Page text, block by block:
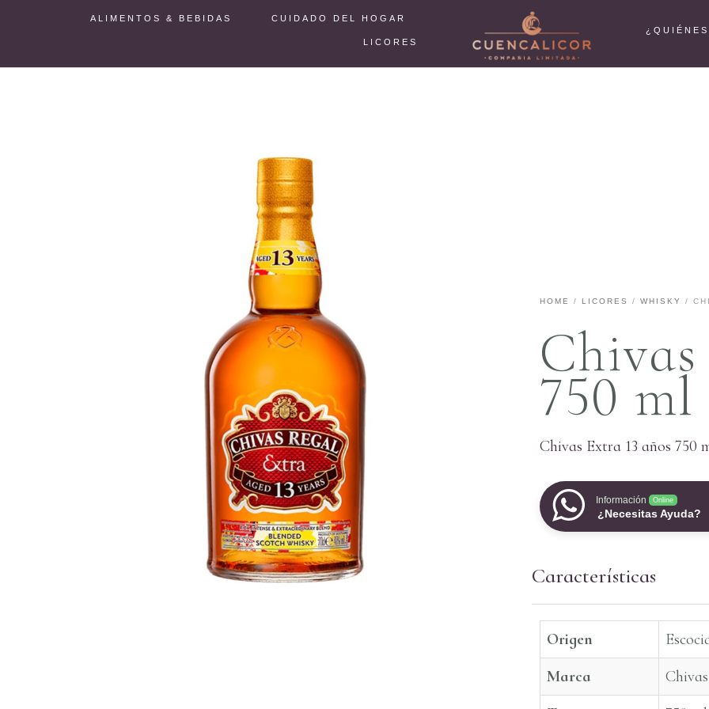
ALIMENTOS & BEBIDAS CUIDADO DEL HOGAR
LICORES
HOME / LICORES / WHISKY /
750 ml
Chivas Extra 13 años 750
Información Online
¿Necesitas Ayuda?
Características
Origen
Marca
Chivas